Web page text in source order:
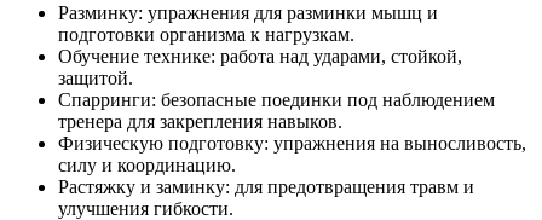
Разминку: упражнения для разминки мышц и
подготовки организма к нагрузкам.
Обучение технике: работа над ударами, стойкой,
защитой.
Спарринги: безопасные поединки под наблюдением
тренера для закрепления навыков.
Физическую подготовку: упражнения на выносливость,
силу и координацию.
Растяжку и заминку: для предотвращения травм и
улучшения гибкости.